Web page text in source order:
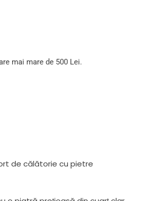
mai mare de 500 Lei.
de călătorie cu pietre